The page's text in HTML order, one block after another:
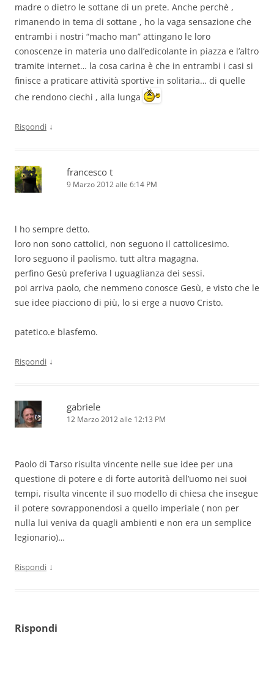
madre o dietro le sottane di un prete. Anche perchè ,
rimanendo in tema di sottane , ho la vaga sensazione che
entrambi i nostri “macho man” attingano le loro
conoscenze in materia uno dall’edicolante in piazza e l’altro
tramite internet… la cosa carina è che in entrambi i casi si
finisce a praticare attività sportive in solitaria… di quelle
che rendono ciechi , alla lunga
Rispondi ↓
francesco t
9 Marzo 2012 alle 6:14 PM
l ho sempre detto.
loro non sono cattolici, non seguono il cattolicesimo.
loro seguono il paolismo. tutt altra magagna.
perfino Gesù preferiva l uguaglianza dei sessi.
poi arriva paolo, che nemmeno conosce Gesù, e visto che le
sue idee piacciono di più, lo si erge a nuovo Cristo.
patetico.e blasfemo.
Rispondi ↓
gabriele
12 Marzo 2012 alle 12:13 PM
Paolo di Tarso risulta vincente nelle sue idee per una
questione di potere e di forte autorità dell’uomo nei suoi
tempi, risulta vincente il suo modello di chiesa che insegue
il potere sovrapponendosi a quello imperiale ( non per
nulla lui veniva da quagli ambienti e non era un semplice
legionario)…
Rispondi ↓
Rispondi